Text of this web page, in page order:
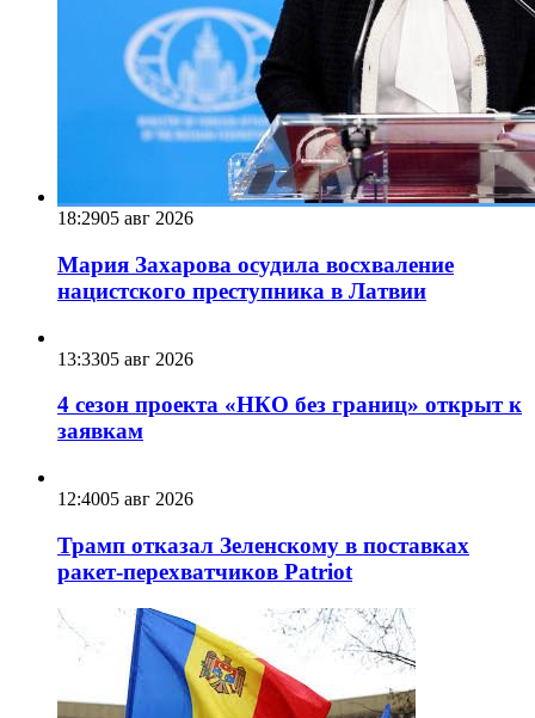
18:2905 авг 2026
Мария Захарова осудила восхваление
нацистского преступника в Латвии
13:3305 авг 2026
4 сезон проекта «НКО без границ» открыт к
заявкам
12:4005 авг 2026
Трамп отказал Зеленскому в поставках
ракет-перехватчиков Patriot